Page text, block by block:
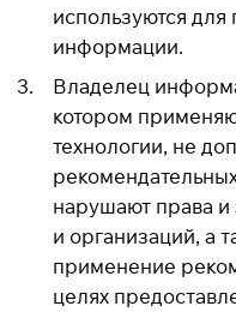
используются
информации.
Владелец
котором
технологии, не
нарушают права
и организаций, а
применение
целях